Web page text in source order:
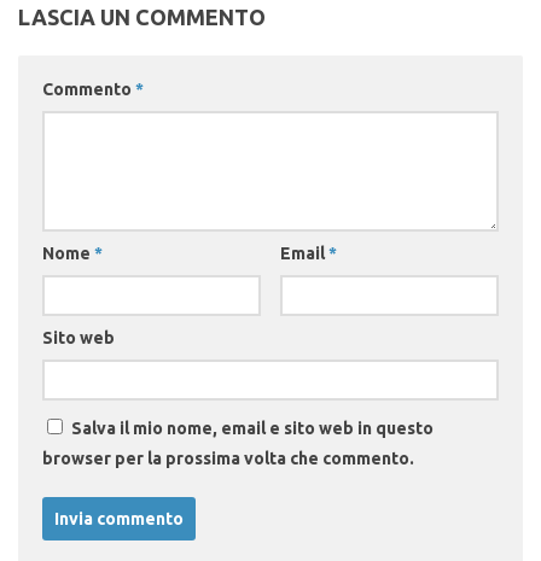
LASCIA UN COMMENTO
Commento *
Nome * Email*
Sito web
Salva il mio nome, email e sito web in questo
browser per la prossima volta che commento.